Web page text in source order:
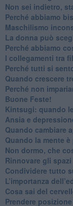
​Non sei indietro,
​Perché abbiamo
​Maschilismo
​La donna può
​Perché abbiamo
​I collegamenti tra
​Perché tutti si
​Quando crescere
​Perché non
​Buone Feste!
​Kintsugi: quando
Ansia e
Quando cambiare
​Quando la mente
Non dormo, che
​Rinnovare gli
​Condividere tutto
​L’importanza
​Cosa sai del
Prendere